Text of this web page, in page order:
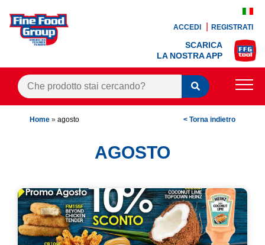
ACCEDI REGISTRATI
SCARICA
LA NOSTRA APP
PRODOTTI
BONUS FEDELTÀ
OFFERTE
CONTATTI
Home » agosto < Torna indietro
AGOSTO